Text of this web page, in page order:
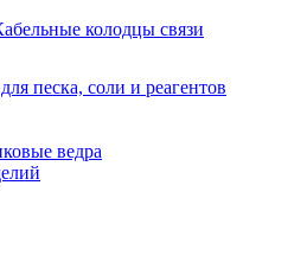
колодцы связи
песка, соли и реагентов
ведра